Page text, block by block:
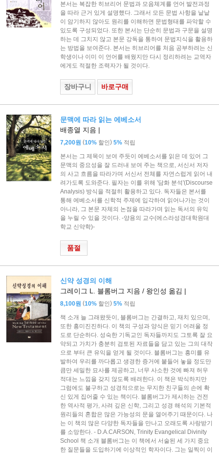
본서는 복잡한 히브리어 문법과 모음체계를 언어 발전과정
을 따라 근거 있게 설명했다. 그래서 모든 문법 사항을 낱낱
이 암기하지 않아도 원리를 이해하면 문법형태를 파악할 수
있도록 구성되었다. 또한 본서는 단순히 문법과 구문을 설명
하는 데 그치지 않고 본문 강독을 통하여 문법지식을 활용하
는 방법을 보여준다. 본서는 히브리어를 처음 공부하려는 신
학생이나 이미 이 언어를 배웠지만 다시 정리하려는 교역자
에게도 적절한 조력자가 될 것이다.
장바구니 바로구매
문맥에 따라 읽는 에베소서
배종열 지음 |
7,200원 (10% 할인) 5% 적립
본서는 그 제목이 보여 주듯이 에베소서를 읽은 데 있어 그
문맥의 중요성을 잘 드러내 보여 주는 책으로, 서신서 저자
의 사고 흐름을 따라가며 서신서 전체를 자연스럽게 읽어 내
려가도록 도와준다. 필자는 이를 위해 '담화 분석'(Discourse
Analysis) 방식을 적절히 활용하고 있다. 독자들은 본서를
통해 에베소서를 신학적 주제에 입각하여 읽어나가는 것이
아니라, 그 본문 자체의 논점을 따라가며 읽는 독서의 유익
을 누릴 수 있을 것이다. -양용의 교수(에스라성경대학원대
학교 신약학)-
품절
신약 성경의 이해
그레이그 L. 블롬버그 지음 / 왕인성 옮김 |
8,100원 (10% 할인) 5% 적립
책 소개 늘 그래왔듯이, 블롬버그는 간결하고, 재치 있으며,
또한 흥미진진하다. 이 책의 구성과 양식은 믿기 어려울 정
도로 단순하다. 성숙한 기독교인 독자들까지도 그토록 잘 요
약되고 가치가 충분히 검토된 자료들을 담고 있는 그의 대작
으로 부터 큰 유익을 얻게 될 것이다. 블롬버그는 흥미를 유
발하여 우리를 까다롭고 생경한 증거에 붙들어 놓을 정도만
큼만 세밀한 묘사를 제공하고, 너무 사소한 것에 빠져 허우
적대는 느낌을 갖지 않도록 배려한다. 이 책은 박식하지만
그럼에도 불구하고 성경적으로는 무지한 친구들의 손에 확
신 있게 집어줄 수 있는 책이다. 블롬버그가 제시하는 건전
한 역사적 평가, 사려 깊은 신학, 그리고 성경 해석의 기본적
원리들의 혼합은 많은 가능성의 문을 열어주기 때문이다. 나
는 이 책의 많은 다양한 독자들을 만나고 오래도록 사랑받기
를 소망한다. - D.A.CARSON, Trinity Evangelical Divinity
School 책 소개 블롬버그는 이 책에서 서술된 세 가지 중요
한 질문들을 도입하기에 이상적인 학자이다. 그는 일찍이 이